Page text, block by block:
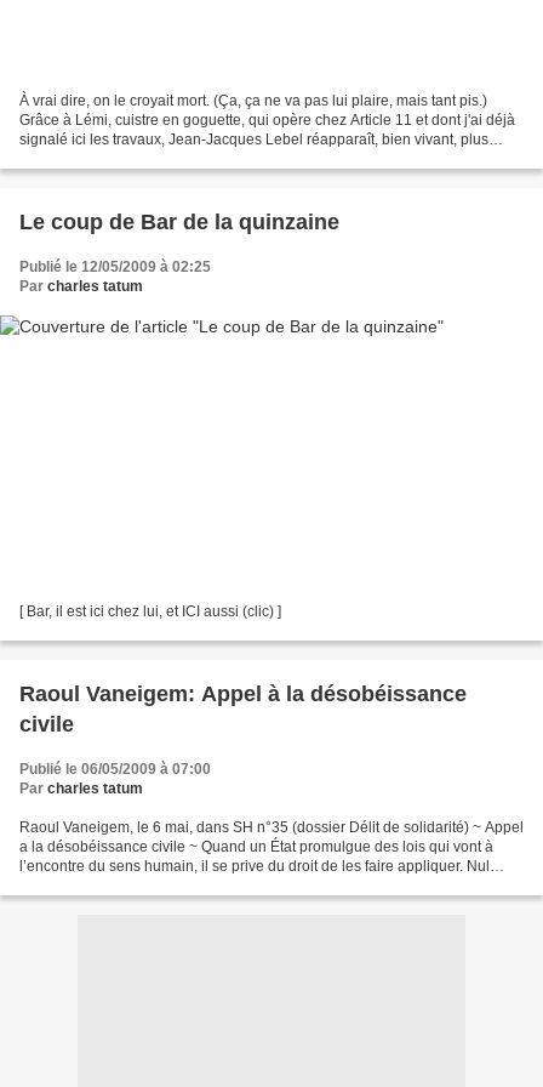
À vrai dire, on le croyait mort. (Ça, ça ne va pas lui plaire, mais tant pis.)
Grâce à Lémi, cuistre en goguette, qui opère chez Article 11 et dont j'ai déjà
signalé ici les travaux, Jean-Jacques Lebel réapparaît, bien vivant, plus
Le coup de Bar de la quinzaine
Publié le 12/05/2009 à 02:25
Par charles tatum
[ Bar, il est ici chez lui, et ICI aussi (clic) ]
Raoul Vaneigem: Appel à la désobéissance
civile
Publié le 06/05/2009 à 07:00
Par charles tatum
Raoul Vaneigem, le 6 mai, dans SH n°35 (dossier Délit de solidarité) ~ Appel
a la désobéissance civile ~ Quand un État promulgue des lois qui vont à
l’encontre du sens humain, il se prive du droit de les faire appliquer. Nul